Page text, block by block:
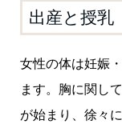
出産と授乳
女性の体は妊娠
ます。胸に関し
が始まり、徐々